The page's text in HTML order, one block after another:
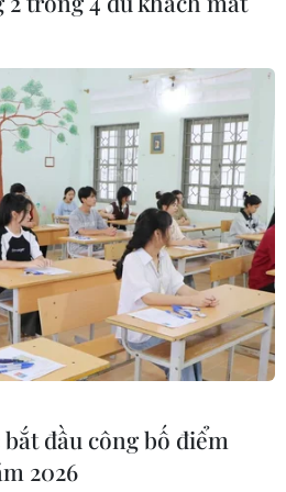
của cộng đồng người
Nam tại Cộng hòa Séc đã triển
văn hóa, xã hội, giáo dục
góp phần nâng cao uy tín và
tại sở tại.
đầu công bố điểm
2026